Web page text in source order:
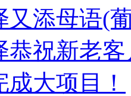
又添母语(
恭祝新老
大项目！